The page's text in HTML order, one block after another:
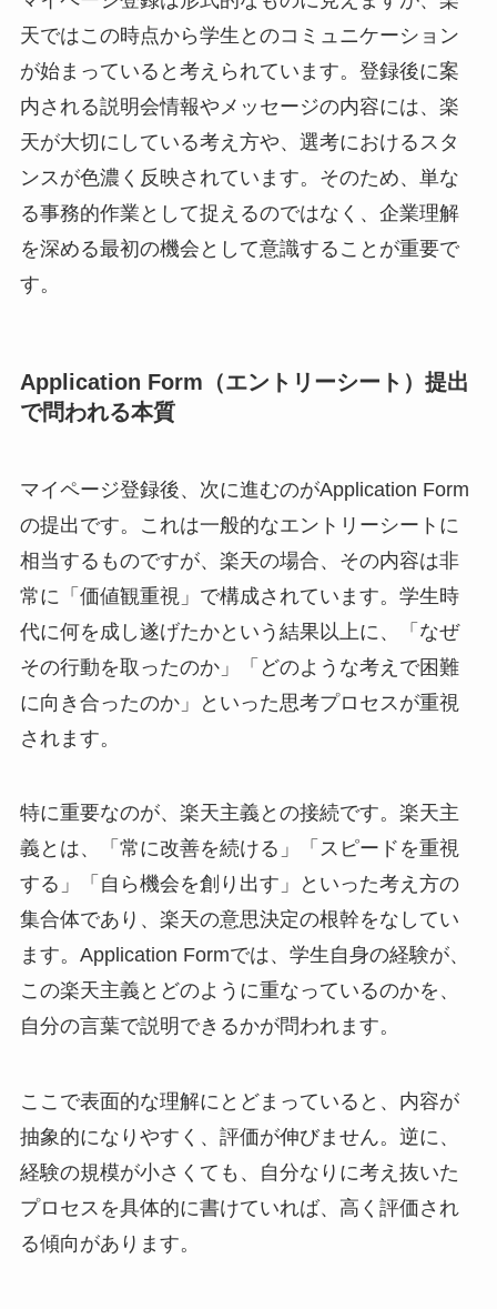
天ではこの時点から学生とのコミュニケーション
が始まっていると考えられています。登録後に案
内される説明会情報やメッセージの内容には、楽
天が大切にしている考え方や、選考におけるスタ
ンスが色濃く反映されています。そのため、単な
る事務的作業として捉えるのではなく、企業理解
を深める最初の機会として意識することが重要で
す。
Application Form（エントリーシート）提出
で問われる本質
マイページ登録後、次に進むのがApplication Form
の提出です。これは一般的なエントリーシートに
相当するものですが、楽天の場合、その内容は非
常に「価値観重視」で構成されています。学生時
代に何を成し遂げたかという結果以上に、「なぜ
その行動を取ったのか」「どのような考えで困難
に向き合ったのか」といった思考プロセスが重視
されます。
特に重要なのが、楽天主義との接続です。楽天主
義とは、「常に改善を続ける」「スピードを重視
する」「自ら機会を創り出す」といった考え方の
集合体であり、楽天の意思決定の根幹をなしてい
ます。Application Formでは、学生自身の経験が、
この楽天主義とどのように重なっているのかを、
自分の言葉で説明できるかが問われます。
ここで表面的な理解にとどまっていると、内容が
抽象的になりやすく、評価が伸びません。逆に、
経験の規模が小さくても、自分なりに考え抜いた
プロセスを具体的に書けていれば、高く評価され
る傾向があります。